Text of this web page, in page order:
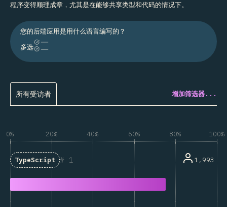
程序变得顺理成章，尤其是在能够共享类型和代码的情况下。
您的后端应用是用什么语言编写的？
多选
所有受访者 增加筛选器...
0% 20% 40% 60% 80% 100%
1
TypeScript 1,993